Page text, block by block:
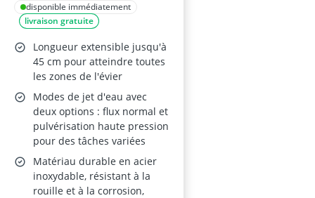
disponible immédiatement
livraison gratuite
Longueur extensible jusqu'à
45 cm pour atteindre toutes
les zones de l'évier
Modes de jet d'eau avec
deux options : flux normal et
pulvérisation haute pression
pour des tâches variées
Matériau durable en acier
inoxydable, résistant à la
rouille et à la corrosion,